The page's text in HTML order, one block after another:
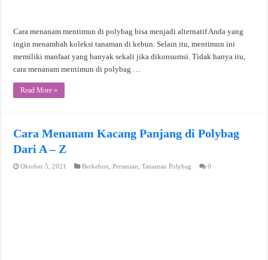
Cara menanam mentimun di polybag bisa menjadi alternatif Anda yang
ingin menambah koleksi tanaman di kebun. Selain itu, mentimun ini
memiliki manfaat yang banyak sekali jika dikonsumsi. Tidak hanya itu,
cara menanam mentimun di polybag …
Read More »
Cara Menanam Kacang Panjang di Polybag
Dari A – Z
Oktober 5, 2021 Berkebun ,Pertanian ,Tanaman Polybag 0